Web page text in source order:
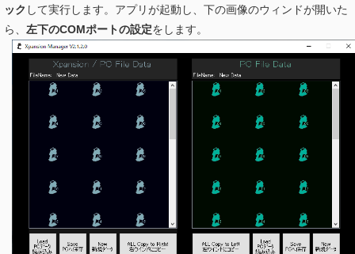
ック して実行します。アプリが起動し、下の画像のウィンドが開いた
ら、 左下のCOMポートの設定をします。